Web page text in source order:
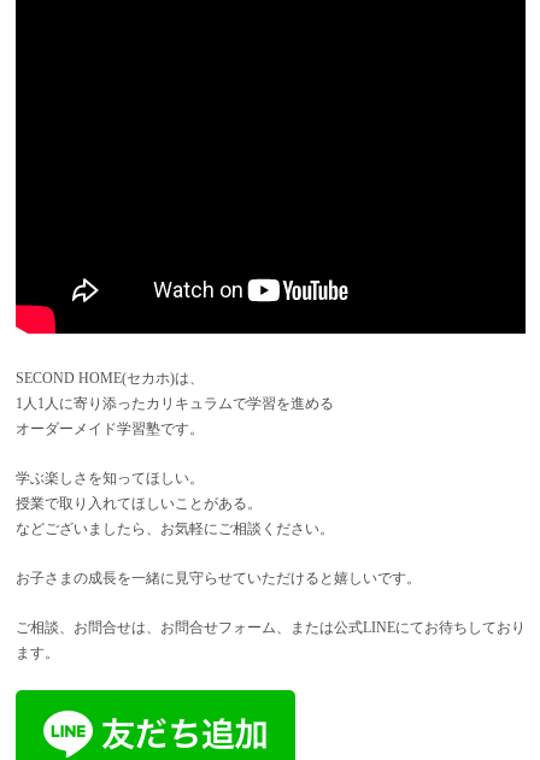
SECOND HOME(セカホ)は、
1人1人に寄り添ったカリキュラムで学習を進める
オーダーメイド学習塾です。
学ぶ楽しさを知ってほしい。
授業で取り入れてほしいことがある。
などございましたら、お気軽にご相談ください。
お子さまの成長を一緒に見守らせていただけると嬉しいです。
ご相談、お問合せは、お問合せフォーム、または公式LINEにてお待ちしており
ます。